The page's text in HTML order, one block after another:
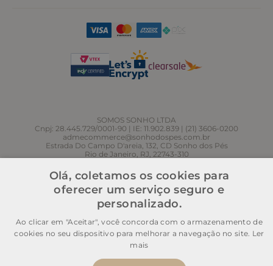
SOMOS SONHO LTDA
Cnpj: 28.445.729/0001-90 | IE: 11.902.839 | (21) 3606-0200
admecommerce@sonhodospes.com.br
Estrada Do Campo D'areia, 132, CD Sonho dos Pés
Rio de Janeiro, RJ, 22743-310
Olá, coletamos os cookies para
oferecer um serviço seguro e
personalizado.
Ao clicar em "Aceitar", você concorda com o armazenamento de
cookies no seu dispositivo para melhorar a navegação no site. Ler
mais